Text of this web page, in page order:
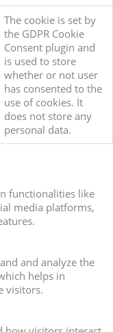
The cookie is set by
the GDPR Cookie
Consent plugin and
is used to store
whether or not user
has consented to the
use of cookies. It
does not store any
personal data.
functionalities like
media platforms,
and analyze the
helps in
visitors.